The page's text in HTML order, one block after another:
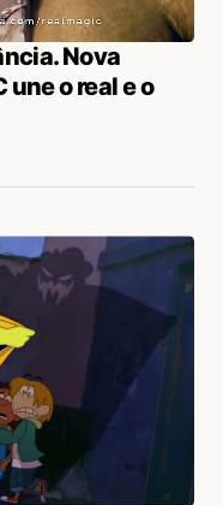
Nova
o real e o